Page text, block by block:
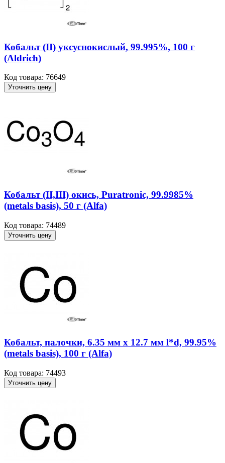
Кобальт (II) уксуснокислый, 99.995%, 100 г
(Aldrich)
Код товара: 76649
Уточнить цену
Кобальт (II,III) окись, Puratronic, 99.9985%
(metals basis), 50 г (Alfa)
Код товара: 74489
Уточнить цену
Кобальт, палочки, 6.35 мм x 12.7 мм l*d, 99.95%
(metals basis), 100 г (Alfa)
Код товара: 74493
Уточнить цену